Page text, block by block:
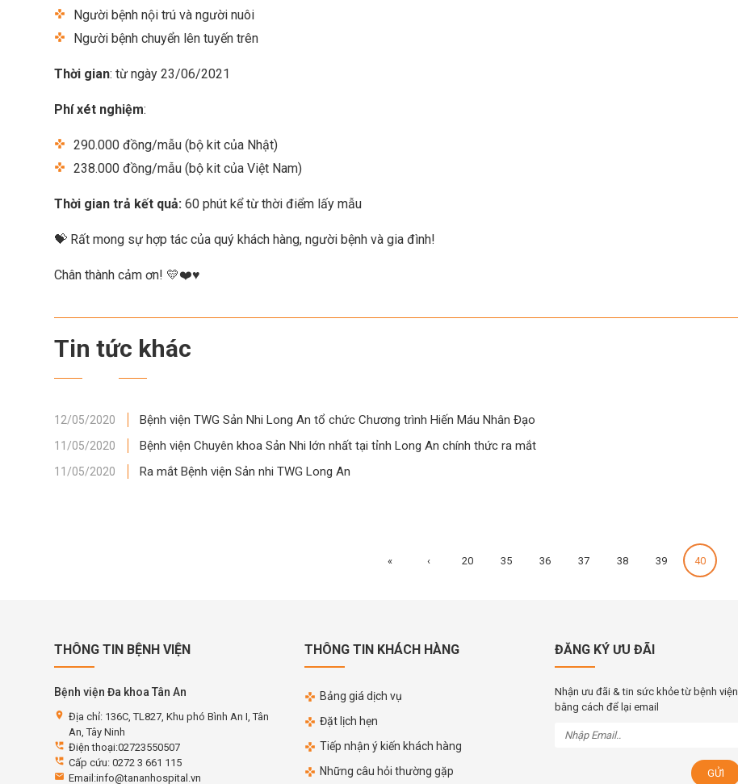
Người bệnh nội trú và người nuôi
Người bệnh chuyển lên tuyến trên
Thời gian: từ ngày 23/06/2021
Phí xét nghiệm:
290.000 đồng/mẫu (bộ kit của Nhật)
238.000 đồng/mẫu (bộ kit của Việt Nam)
Thời gian trả kết quả: 60 phút kể từ thời điểm lấy mẫu
💝 Rất mong sự hợp tác của quý khách hàng, người bệnh và gia đình!
Chân thành cảm ơn! 💛❤️♥️
Tin tức khác
12/05/2020 Bệnh viện TWG Sản Nhi Long An tổ chức Chương trình Hiến Máu Nhân Đạo
11/05/2020 Bệnh viện Chuyên khoa Sản Nhi lớn nhất tại tỉnh Long An chính thức ra mắt
11/05/2020 Ra mắt Bệnh viện Sản nhi TWG Long An
« ‹ 20 35 36 37 38 39 40
THÔNG TIN BỆNH VIỆN
Bệnh viện Đa khoa Tân An
location_on Địa chỉ: 136C, TL827, Khu phó Bình An I, Tân
An, Tây Ninh
perm_phone_msg Điện thoại:02723550507
perm_phone_msg Cấp cứu: 0272 3 661 115
email Email:info@tananhospital.vn
THÔNG TIN KHÁCH HÀNG
Bảng giá dịch vụ
Đặt lịch hẹn
Tiếp nhận ý kiến khách hàng
Những câu hỏi thường gặp
ĐĂNG KÝ ƯU ĐÃI
Nhận ưu đãi & tin sức khỏe từ bệnh viện
bằng cách để lại email